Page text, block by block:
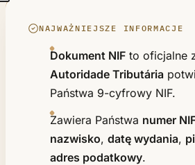
NAJWAŻNIEJSZE INFORMACJE
Dokument NIF to oficjalne
Autoridade Tributária
Państwa 9-cyfrowy NIF.
Zawiera Państwa numer
nazwisko, datę wydania,
adres podatkowy.